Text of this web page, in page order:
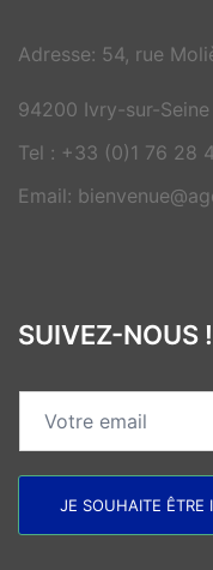
Adresse: 54, rue
94200 Ivry-sur-Seine
Tel : +33 (0)1 76 28
Email:
SUIVEZ-NOUS !
JE SOUHAITE ÊTRE